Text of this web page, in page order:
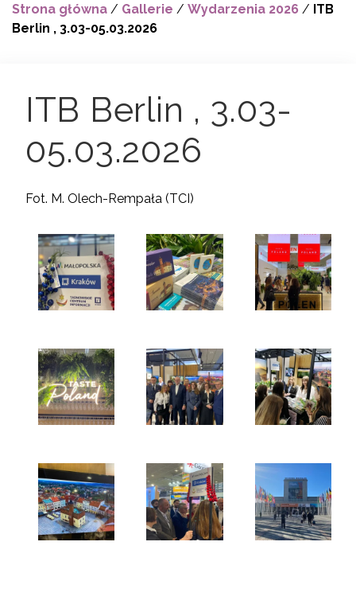
Strona główna / Gallerie / Wydarzenia 2026 / ITB
Berlin , 3.03-05.03.2026
ITB Berlin , 3.03-
05.03.2026
Fot. M. Olech-Rempała (TCI)